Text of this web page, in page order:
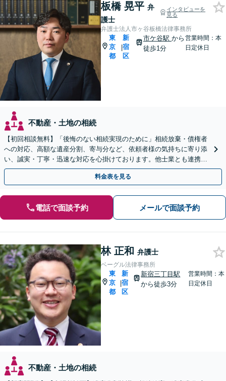
板橋 晃平 弁
護士
インタビューを
見る
弁護士法人市ヶ谷板橋法律事務所
東
京
都
|
新
宿
区
市ケ谷駅 から
徒歩1分
営業時間：本
日定休日
不動産・土地の相続
【初回相談無料】「後悔のない相続実現のために」相続放棄・債権者
への対応、高額な遺産分割、寄与分など、依頼者様の気持ちに寄り添
い、誠実・丁寧・迅速な対応を心掛けております。他士業とも連携し
円滑な相続を目指します【夜間相談可】【市ヶ谷駅1分】
料金表を見る
電話で面談予約 メールで面談予約
林 正和 弁護士
ベーグル法律事務所
東
京
都
|
新
宿
区
新宿三丁目駅
から徒歩3分
営業時間：本
日定休日
不動産・土地の相続